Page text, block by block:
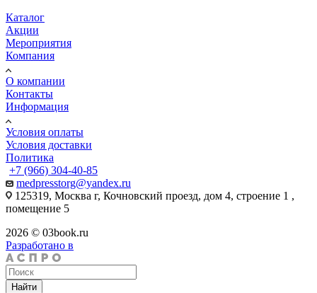
Каталог
Акции
Мероприятия
Компания
О компании
Контакты
Информация
Условия оплаты
Условия доставки
Политика
+7 (966) 304-40-85
medpresstorg@yandex.ru
125319, Москва г, Кочновский проезд, дом 4, строение 1 ,
помещение 5
2026 © 03book.ru
Разработано в
Найти